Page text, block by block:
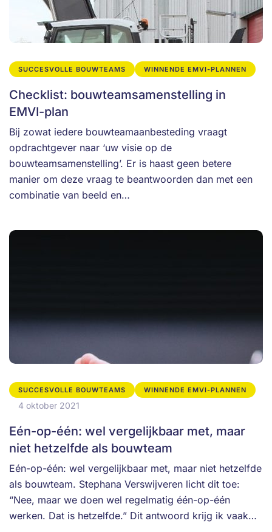
SUCCESVOLLE BOUWTEAMS WINNENDE EMVI-PLANNEN
Checklist: bouwteamsamenstelling in
EMVI-plan
Bij zowat iedere bouwteamaanbesteding vraagt
opdrachtgever naar ‘uw visie op de
bouwteamsamenstelling’. Er is haast geen betere
manier om deze vraag te beantwoorden dan met een
combinatie van beeld en…
SUCCESVOLLE BOUWTEAMS WINNENDE EMVI-PLANNEN
4 oktober 2021
Eén-op-één: wel vergelijkbaar met, maar
niet hetzelfde als bouwteam
Eén-op-één: wel vergelijkbaar met, maar niet hetzelfde
als bouwteam. Stephana Verswijveren licht dit toe:
“Nee, maar we doen wel regelmatig één-op-één
werken. Dat is hetzelfde.” Dit antwoord krijg ik vaak…